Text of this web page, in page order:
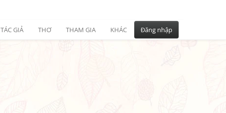
TÁC GIẢ THƠ THAM GIA KHÁC Đăng nhập